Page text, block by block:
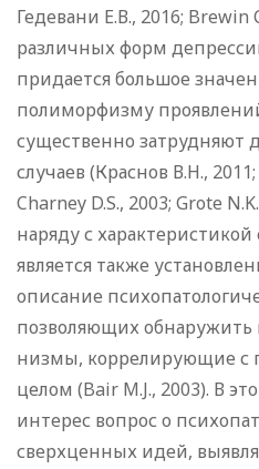
Гедевани Е.В., 2016;
различных форм
придается большое
полиморфизму
существенно затрудняют
случаев (Краснов В.Н.,
Charney D.S., 2003; Grote
наряду с
является также
описание
позволяющих обнаружить
низмы, коррелирующие с
целом (Bair M.J., 2003). В
интерес вопрос о
сверхценных идей,